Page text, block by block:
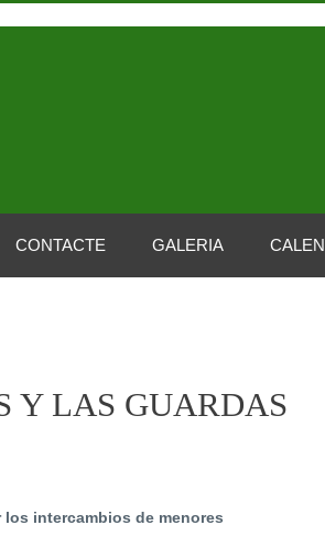
CONTACTE GALERIA
Y LAS GUARDAS
los intercambios de menores